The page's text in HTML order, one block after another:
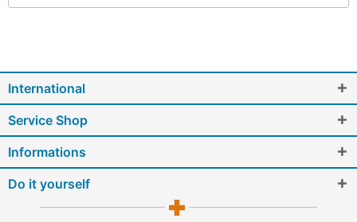
International
Service Shop
Informations
Do it yourself